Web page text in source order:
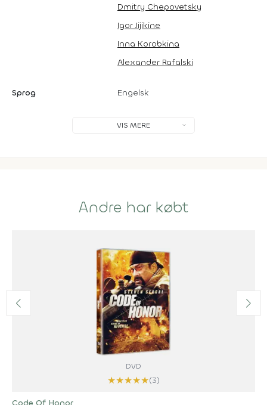
Dmitry Chepovetsky
Igor Jijikine
Inna Korobkina
Alexander Rafalski
Sprog Engelsk
VIS MERE
Andre har købt
DVD
★★★★★(3)